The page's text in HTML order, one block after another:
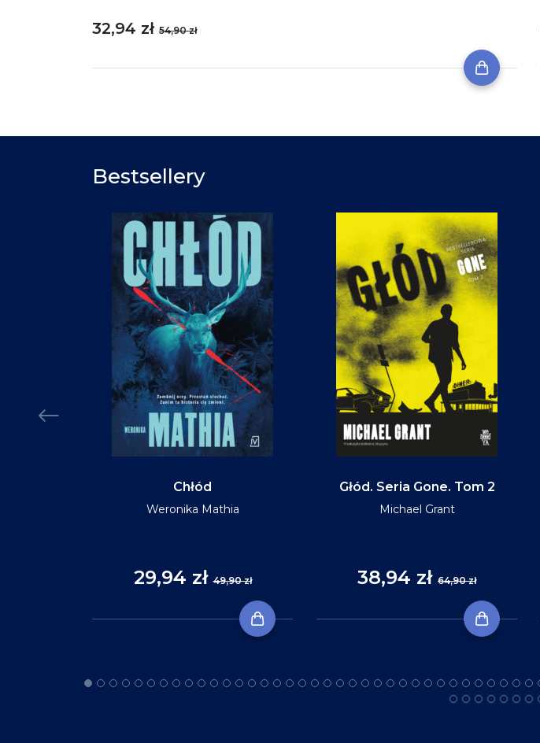
32,94 zł 54,90 zł
Bestsellery
Chłód
Weronika Mathia
29,94 zł49,90 zł
Głód. Seria Gone. Tom 2
Michael Grant
38,94 zł 64,90 zł